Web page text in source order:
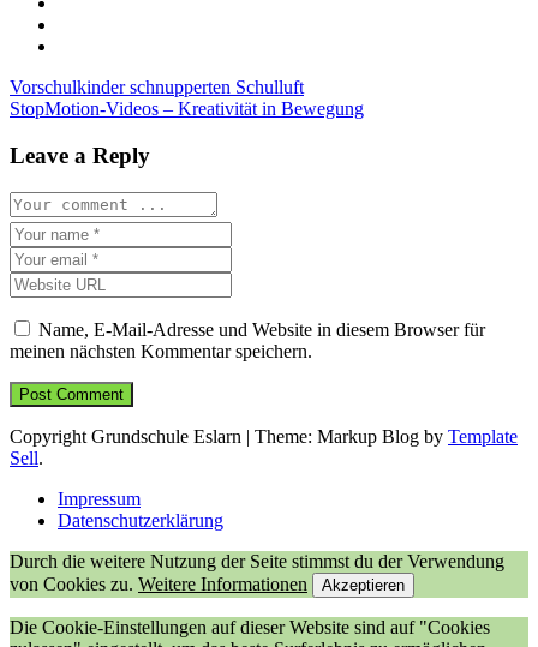
Beitragsnavigation
Vorschulkinder schnupperten Schulluft
StopMotion-Videos – Kreativität in Bewegung
Leave a Reply
Name, E-Mail-Adresse und Website in diesem Browser für
meinen nächsten Kommentar speichern.
Copyright Grundschule Eslarn | Theme: Markup Blog by Template
Sell.
Impressum
Datenschutzerklärung
Durch die weitere Nutzung der Seite stimmst du der Verwendung
von Cookies zu. Weitere Informationen Akzeptieren
Die Cookie-Einstellungen auf dieser Website sind auf "Cookies